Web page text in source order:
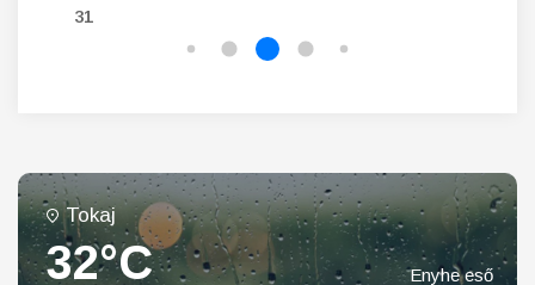
31
Tokaj
32°C Enyhe eső